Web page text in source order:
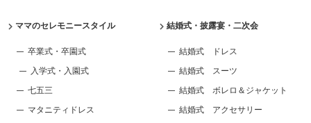
ママのセレモニースタイル
卒業式・卒園式
入学式・入園式
七五三
マタニティドレス
結婚式・披露宴・二次会
結婚式 ドレス
結婚式 スーツ
結婚式 ボレロ＆ジャケット
結婚式 アクセサリー